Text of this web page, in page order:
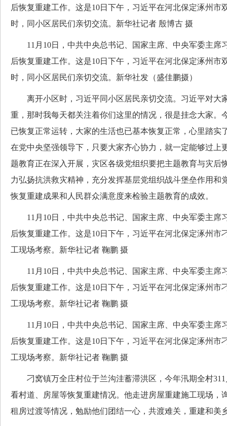
后恢复重建工作。这是10日下午，习近平在河北保定涿州市
时，同小区居民们亲切交流。新华社记者 殷博古 摄
11月10日，中共中央总书记、国家主席、中央军委主席
后恢复重建工作。这是10日下午，习近平在河北保定涿州市
时，同小区居民们亲切交流。新华社发（盛佳鹏摄）
离开小区时，习近平同小区居民亲切交流。习近平对大
重，那时我每天都关注着你们这里的情况，很是挂念大家。
已恢复正常运转，大家的生活也已基本恢复正常，心里踏实
在党中央坚强领导下，只要大家齐心协力，就一定能够过上
题教育正在深入开展，灾区各级党组织要把主题教育与灾后
力弘扬抗洪救灾精神，充分发挥基层党组织战斗堡垒作用和
恢复重建成果和人民群众满意度来检验主题教育的成效。
11月10日，中共中央总书记、国家主席、中央军委主席
后恢复重建工作。这是10日下午，习近平在河北保定涿州市
工现场考察。新华社记者 鞠鹏 摄
11月10日，中共中央总书记、国家主席、中央军委主席
后恢复重建工作。这是10日下午，习近平在河北保定涿州市
工现场考察。新华社记者 鞠鹏 摄
11月10日，中共中央总书记、国家主席、中央军委主席
后恢复重建工作。这是10日下午，习近平在河北保定涿州市
工现场考察。新华社记者 鞠鹏 摄
刁窝镇万全庄村位于兰沟洼蓄滞洪区，今年汛期全村311
看村道、房屋等恢复重建情况。他走进房屋重建施工现场，
租房过渡等情况，勉励他们团结一心，共渡难关，重建和美